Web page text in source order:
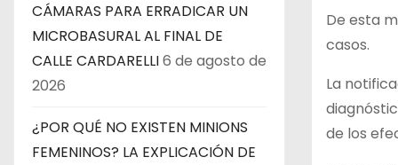
CÁMARAS PARA ERRADICAR UN
MICROBASURAL AL FINAL DE
CALLE CARDARELLI6 de agosto de
2026
¿POR QUÉ NO EXISTEN MINIONS
FEMENINOS? LA EXPLICACIÓN DE
De esta
casos.
La
de los